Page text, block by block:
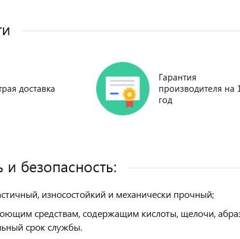
доставка
Гарантия
производителя на
год
безопасность:
износостойкий и механически прочный;
средствам, содержащим кислоты, щелочи,
срок службы.